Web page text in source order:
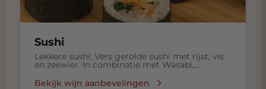
Sushi
Lekkere sushi: Vers gerolde sushi met rijst, vis
en zeewier. In combinatie met Wasabi,
Bekijk wijn aanbevelingen